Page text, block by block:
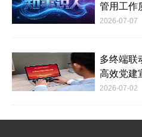
管用工作
2026-07-07
多终端联
高效党建
2026-07-02